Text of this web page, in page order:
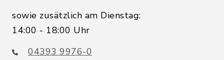
sowie zusätzlich am Dienstag:
14:00 - 18:00 Uhr
04393 9976-0